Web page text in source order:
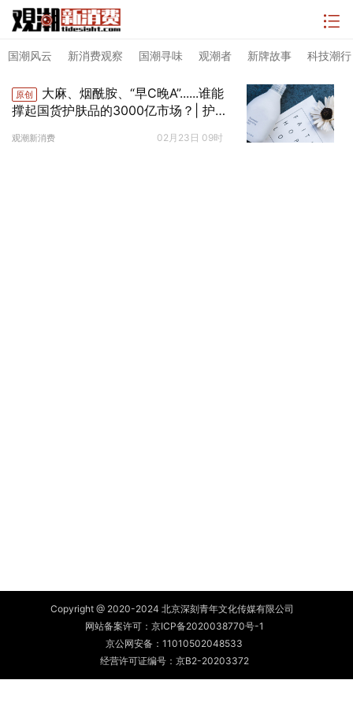
国潮风云 新消费观察 国潮寻味 观潮者 新牌故事 科技潮行
原创
大麻、烟酰胺、“早C晚A”......谁能
撑起国货护肤品的3000亿市场？| 护肤
观潮新消费 02月23日 09时
Copyright @ 2020-2024 北京深刻青年文化传媒有限公司
网站备案许可： 京ICP备2020038770号-1
京公网安备： 11010502048533
经营许可证编号：京B2-20203372